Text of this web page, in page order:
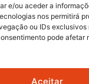
e/ou aceder a
nos permitirá
ou IDs exclusivos
pode afetar
Aceitar